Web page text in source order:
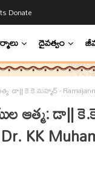
Donate
దైవత్వం
కె.కె.మహ్మద్ -
డా||
KK